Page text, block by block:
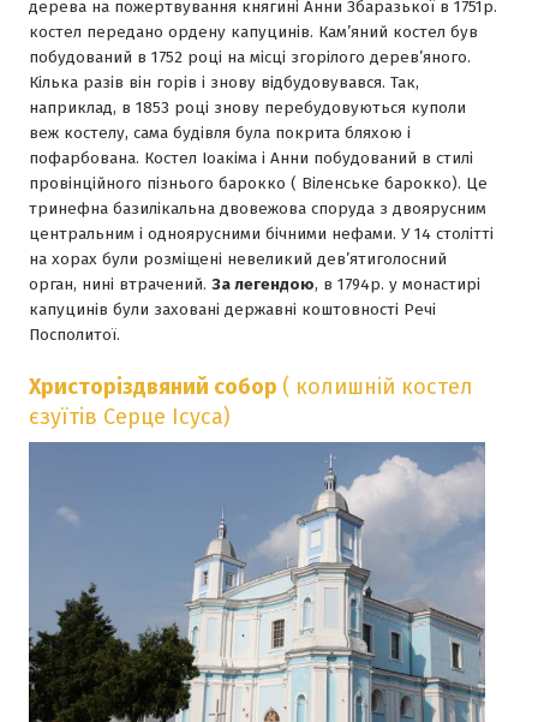
дерева на пожертвування княгинi Анни Збаразької в 1751р.
костел передано ордену капуцинiв. Кам’яний костел був
побудований в 1752 роцi на мiсцi згорiлого дерев’яного.
Кiлька разiв вiн горiв i знову вiдбудовувався. Так,
наприклад, в 1853 роцi знову перебудовуються куполи
веж костелу, сама будiвля була покрита бляхою i
пофарбована. Костел Iоакiма i Анни побудований в стилi
провiнцiйного пiзнього барокко ( Вiленське барокко). Це
тринефна базилiкальна двовежова споруда з двоярусним
центральним i одноярусними бiчними нефами. У 14 столiттi
на хорах були розмiщенi невеликий дев’ятиголосний
орган, нинi втрачений. За легендою, в 1794р. у монастирi
капуцинiв були захованi державнi коштовностi Речi
Посполитої.
Христорiздвяний собор ( колишнiй костел
єзуїтiв Серце Iсуса)